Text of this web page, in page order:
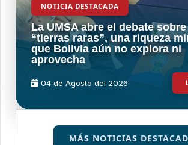
NOTICIA DESTACADA
La UMSA abre el debate sobre
“tierras raras”, una riqueza
que Bolivia aún no explora ni
aprovecha
04 de Agosto del 2026
MÁS NOTICIAS